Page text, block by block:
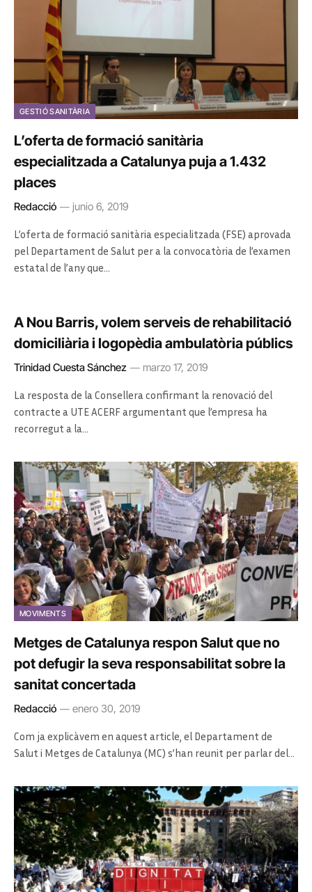
GESTIÓ SANITÀRIA
L’oferta de formació sanitària
especialitzada a Catalunya puja a 1.432
places
Redacció junio 6, 2019
L’oferta de formació sanitària especialitzada (FSE) aprovada
pel Departament de Salut per a la convocatòria de l’examen
estatal de l’any que…
A Nou Barris, volem serveis de rehabilitació
domiciliària i logopèdia ambulatòria públics
Trinidad Cuesta Sánchez marzo 17, 2019
La resposta de la Consellera confirmant la renovació del
contracte a UTE ACERF argumentant que l’empresa ha
recorregut a la…
MOVIMENTS
Metges de Catalunya respon Salut que no
pot defugir la seva responsabilitat sobre la
sanitat concertada
Redacció enero 30, 2019
Com ja explicàvem en aquest article, el Departament de
Salut i Metges de Catalunya (MC) s’han reunit per parlar del…